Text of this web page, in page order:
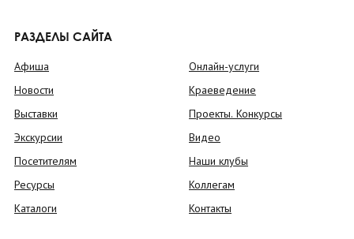
РАЗДЕЛЫ САЙТА
Афиша
Новости
Выставки
Экскурсии
Посетителям
Ресурсы
Каталоги
Онлайн-услуги
Краеведение
Проекты. Конкурсы
Видео
Наши клубы
Коллегам
Контакты